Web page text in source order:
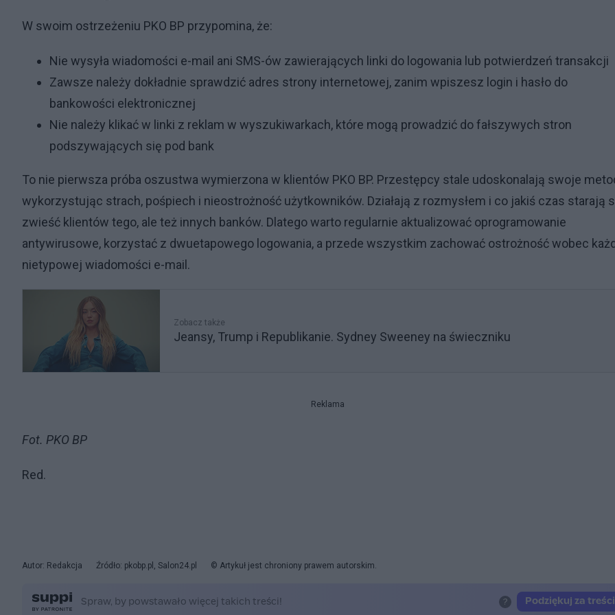
W swoim ostrzeżeniu PKO BP przypomina, że:
Nie wysyła wiadomości e-mail ani SMS-ów zawierających linki do logowania lub potwierdzeń transakcji
Zawsze należy dokładnie sprawdzić adres strony internetowej, zanim wpiszesz login i hasło do
bankowości elektronicznej
Nie należy klikać w linki z reklam w wyszukiwarkach, które mogą prowadzić do fałszywych stron
podszywających się pod bank
To nie pierwsza próba oszustwa wymierzona w klientów PKO BP. Przestępcy stale udoskonalają swoje
wykorzystując strach, pośpiech i nieostrożność użytkowników. Działają z rozmysłem i co jakiś czas starają
zwieść klientów tego, ale też innych banków. Dlatego warto regularnie aktualizować oprogramowanie
antywirusowe, korzystać z dwuetapowego logowania, a przede wszystkim zachować ostrożność wobec
nietypowej wiadomości e-mail.
Zobacz także
Jeansy, Trump i Republikanie. Sydney Sweeney na świeczniku
Reklama
Fot. PKO BP
Red.
Autor: Redakcja Źródło: pkobp.pl, Salon24.pl © Artykuł jest chroniony prawem autorskim.